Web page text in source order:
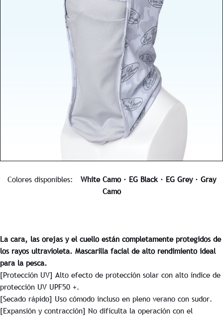
Colores disponibles: White Camo · EG Black · EG Grey · Gray
Camo
La cara, las orejas y el cuello están completamente protegidos de
los rayos ultravioleta. Mascarilla facial de alto rendimiento ideal
para la pesca.
[Protección UV] Alto efecto de protección solar con alto índice de
protección UV UPF50 +.
[Secado rápido] Uso cómodo incluso en pleno verano con sudor.
[Expansión y contracción] No dificulta la operación con el